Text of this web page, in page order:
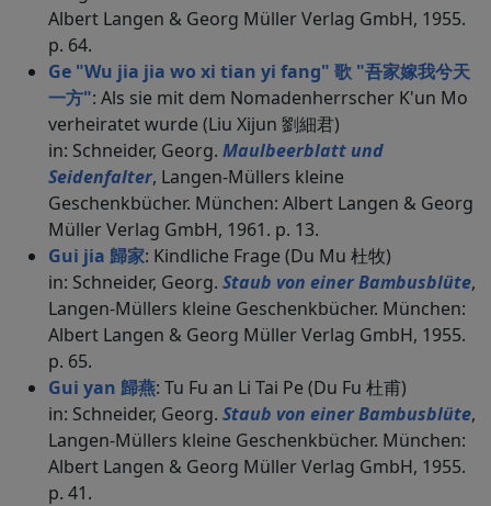
Albert Langen & Georg Müller Verlag GmbH, 1955.
p. 64.
Ge "Wu jia jia wo xi tian yi fang" 歌 "吾家嫁我兮天
一方": Als sie mit dem Nomadenherrscher K'un Mo
verheiratet wurde (Liu Xijun 劉細君)
in: Schneider, Georg. Maulbeerblatt und
Seidenfalter, Langen-Müllers kleine
Geschenkbücher. München: Albert Langen & Georg
Müller Verlag GmbH, 1961. p. 13.
Gui jia 歸家: Kindliche Frage (Du Mu 杜牧)
in: Schneider, Georg. Staub von einer Bambusblüte,
Langen-Müllers kleine Geschenkbücher. München:
Albert Langen & Georg Müller Verlag GmbH, 1955.
p. 65.
Gui yan 歸燕: Tu Fu an Li Tai Pe (Du Fu 杜甫)
in: Schneider, Georg. Staub von einer Bambusblüte,
Langen-Müllers kleine Geschenkbücher. München:
Albert Langen & Georg Müller Verlag GmbH, 1955.
p. 41.